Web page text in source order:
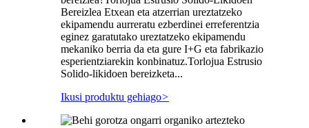
Bereizlea Etxean eta atzerrian ureztatzeko
ekipamendu aurreratu ezberdinei erreferentzia
eginez garatutako ureztatzeko ekipamendu
mekaniko berria da eta gure I+G eta fabrikazio
esperientziarekin konbinatuz.Torlojua Estrusio
Solido-likidoen bereizketa...
Ikusi produktu gehiago>